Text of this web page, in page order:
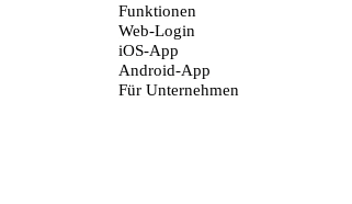
Funktionen
Web-Login
iOS-App
Android-App
Für Unternehmen